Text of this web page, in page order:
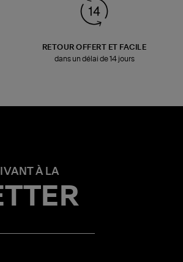
RETOUR OFFERT ET FACILE
dans un délai de 14 jours
À LA